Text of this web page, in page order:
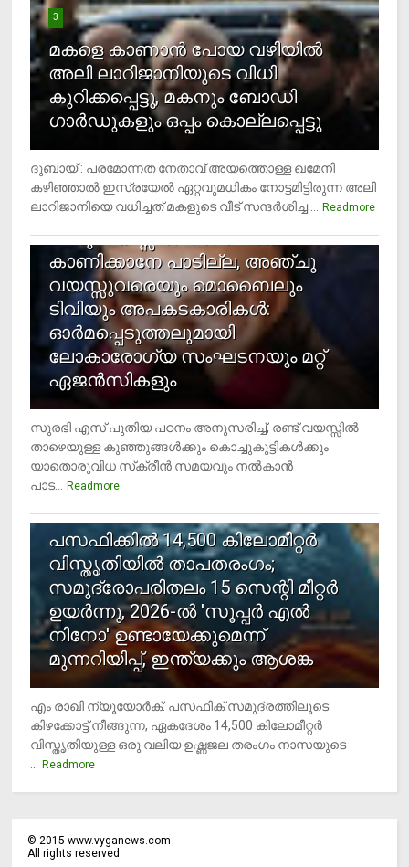
3
മകളെ കാണാന്‍ പോയ വഴിയില്‍
അലി ലാറിജാനിയുടെ വിധി
കുറിക്കപ്പെട്ടു, മകനും ബോഡി
ഗാര്‍ഡുകളും ഒപ്പം കൊല്ലപ്പെട്ടു
ദുബായ് : പരമോന്നത നേതാവ് അയത്തൊള്ള ഖമേനി
കഴിഞ്ഞാല്‍ ഇസ്രയേല്‍ ഏറ്റവുമധികം നോട്ടമിട്ടിരുന്ന അലി
ലാറിജാനിയെ വധിച്ചത് മകളുടെ വീട് സന്ദര്‍ശിച്ച ...
Readmore
4
രണ്ടു വയസ്സില്‍ താഴെ സ്‌ക്രീന്‍
കാണിക്കാനേ പാടില്ല, അഞ്ചു
വയസ്സുവരെയും മൊബൈലും
ടിവിയും അപകടകാരികള്‍:
ഓര്‍മപ്പെടുത്തലുമായി
ലോകാരോഗ്യ സംഘടനയും മറ്റ്
ഏജന്‍സികളും
സുരഭി എസ് പുതിയ പഠനം അനുസരിച്ച്, രണ്ട് വയസ്സില്‍
താഴെയുള്ള കുഞ്ഞുങ്ങള്‍ക്കും കൊച്ചുകുട്ടികള്‍ക്കും
യാതൊരുവിധ സ്‌ക്രീന്‍ സമയവും നല്‍കാന്‍
പാട...
Readmore
പസഫിക്കില്‍ 14,500 കിലോമീറ്റര്‍
വിസ്തൃതിയില്‍ താപതരംഗം;
സമുദ്രോപരിതലം 15 സെന്റി മീറ്റര്‍
ഉയര്‍ന്നു, 2026-ല്‍ 'സൂപ്പര്‍ എല്‍
നിനോ' ഉണ്ടായേക്കുമെന്ന്
മുന്നറിയിപ്പ്, ഇന്ത്യക്കും ആശങ്ക
എം രാഖി ന്യൂയോര്‍ക്: പസഫിക് സമുദ്രത്തിലൂടെ
കിഴക്കോട്ട് നീങ്ങുന്ന, ഏകദേശം 14,500 കിലോമീറ്റര്‍
വിസ്തൃതിയുള്ള ഒരു വലിയ ഉഷ്ണജല തരംഗം നാസയുടെ
Readmore
©2015 www.vyganews.com
All rights reserved.